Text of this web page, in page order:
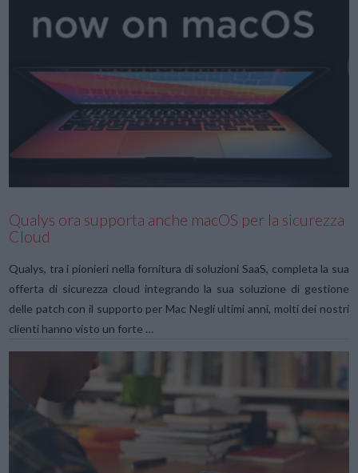
VIEW POST
Qualys ora supporta anche macOS per la sicurezza
Cloud
Qualys, tra i pionieri nella fornitura di soluzioni SaaS, completa la sua
offerta di sicurezza cloud integrando la sua soluzione di gestione
delle patch con il supporto per Mac Negli ultimi anni, molti dei nostri
clienti hanno visto un forte …